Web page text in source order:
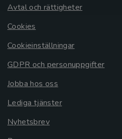
Avtal och rättigheter
Cookies
Cookieinställningar
GDPR och personuppgifter
Jobba hos oss
Lediga tjänster
Nyhetsbrev